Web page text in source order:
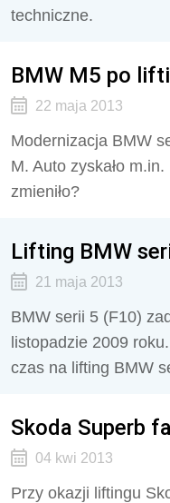
techniczne.
BMW M5 po
22 maja 2013
Modernizacja BMW
M. Auto zyskało
zmieniło?
Lifting BMW
21 maja 2013
BMW serii 5 (F10)
listopadzie 2009
czas na lifting BMW
Skoda Superb
04 kwi 2013
Przy okazji liftingu